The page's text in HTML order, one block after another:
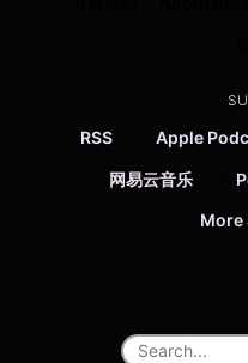
RSS Apple
网易云音乐
More